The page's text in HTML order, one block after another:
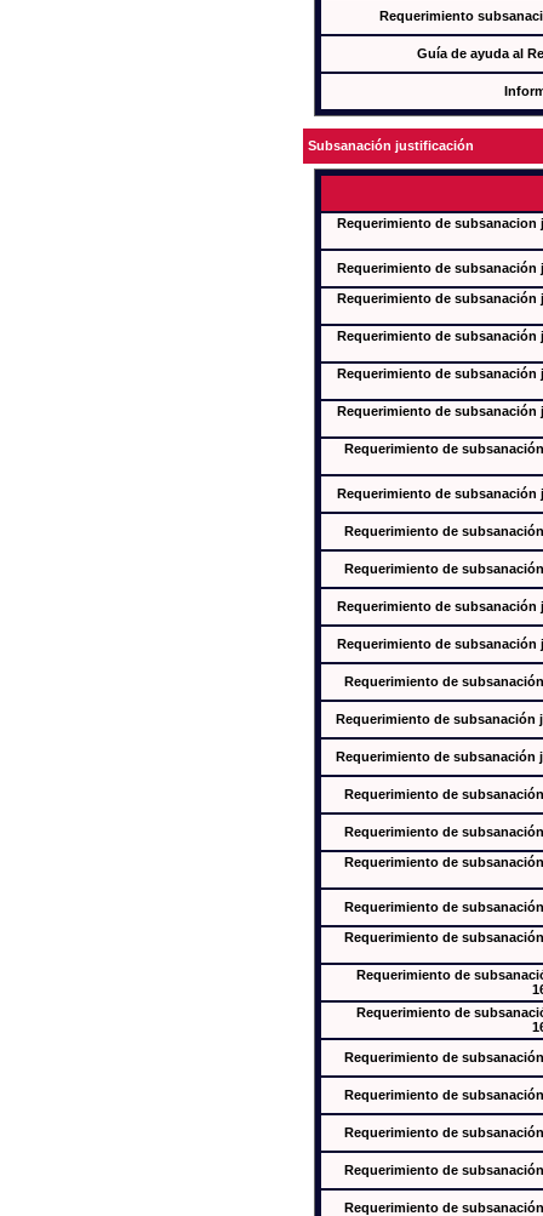
Requerimiento
Guía de ayuda al
Subsanación justificación
Requerimiento de
Requerimiento de subsanación
Requerimiento de
Requerimiento de
Requerimiento de
Requerimiento de
Requerimiento de
Requerimiento de subsanación
Requerimiento de
Requerimiento de
Requerimiento de subsanación
Requerimiento de subsanación
Requerimiento de
Requerimiento de subsanación
Requerimiento de subsanación
Requerimiento de
Requerimiento de
Requerimiento de
Requerimiento de
Requerimiento de
Requerimiento de
Requerimiento de
Requerimiento de
Requerimiento de
Requerimiento de
Requerimiento de
Requerimiento de